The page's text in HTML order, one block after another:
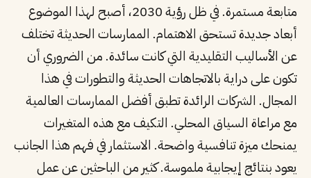
متابعة مستمرة. في ظل رؤية 2030، أصبح لهذا الموضوع
أبعاد جديدة تستحق الاهتمام. الممارسات الحديثة تختلف
عن الأساليب التقليدية التي كانت سائدة. من الضروري أن
تكون على دراية بالاتجاهات الحديثة والتطورات في هذا
المجال. الشركات الرائدة تطبق أفضل الممارسات العالمية
مع مراعاة السياق المحلي. التكيف مع هذه المتغيرات
يمنحك ميزة تنافسية واضحة. الاستثمار في فهم هذا الجانب
يعود بنتائج إيجابية ملموسة. كثير من الباحثين عن عمل